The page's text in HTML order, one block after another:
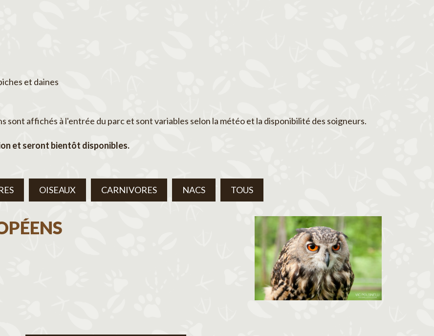
et daines
sont affichés à l'entrée du parc et sont variables selon la météo et la disponibilité des soigneurs.
et seront bientôt disponibles.
OISEAUX CARNIVORES NACS TOUS